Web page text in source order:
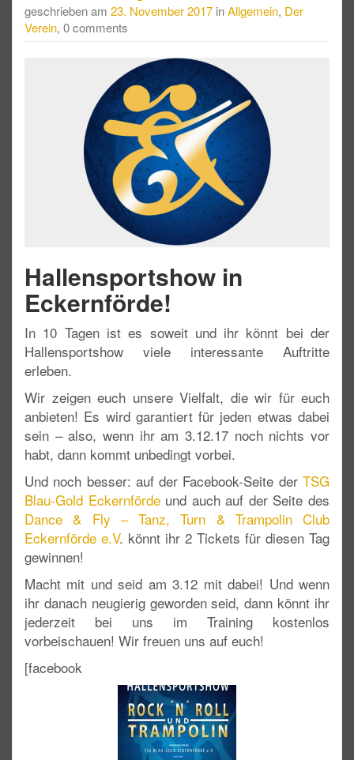
geschrieben am 23. November 2017 inAllgemein, Der
Verein, 0 comments
Hallensportshow in
Eckernförde!
In 10 Tagen ist es soweit und ihr könnt bei der
Hallensportshow viele interessante Auftritte
erleben.
Wir zeigen euch unsere Vielfalt, die wir für euch
anbieten! Es wird garantiert für jeden etwas dabei
sein – also, wenn ihr am 3.12.17 noch nichts vor
habt, dann kommt unbedingt vorbei.
Und noch besser: auf der Facebook-Seite derTSG
Blau-Gold Eckernfördeund auch auf der Seite des
Dance & Fly – Tanz, Turn & Trampolin Club
Eckernförde e.V. könnt ihr 2 Tickets für diesen Tag
gewinnen!
Macht mit und seid am 3.12 mit dabei! Und wenn
ihr danach neugierig geworden seid, dann könnt ihr
jederzeit bei uns im Training kostenlos
vorbeischauen! Wir freuen uns auf euch!
[facebook